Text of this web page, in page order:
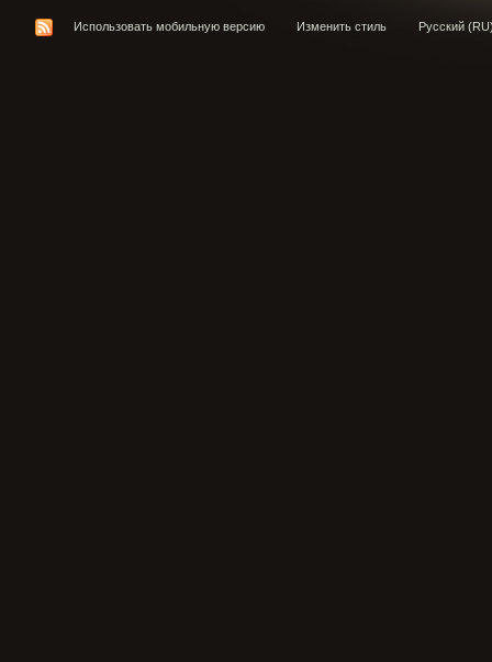
Использовать мобильную версию Изменить стиль Русский